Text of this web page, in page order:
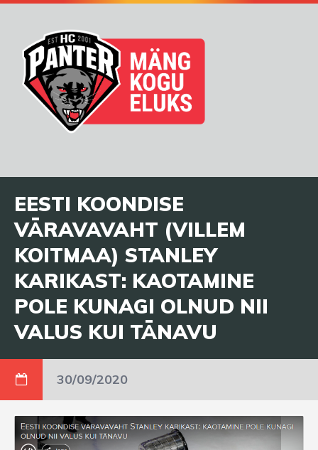
EESTI KOONDISE
VÄRAVAVAHT (VILLEM
KOITMAA) STANLEY
KARIKAST: KAOTAMINE
POLE KUNAGI OLNUD NII
VALUS KUI TÄNAVU
30/09/2020